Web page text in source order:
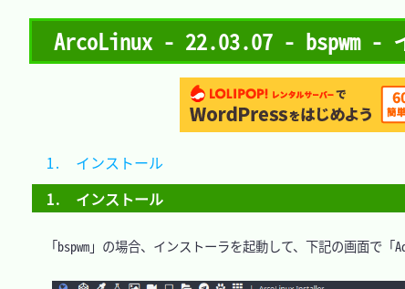
ArcoLinux - 22.03.07 - bspwm -
1.　インストール
「bspwm」の場合、インストーラを起動して、下記の画面で